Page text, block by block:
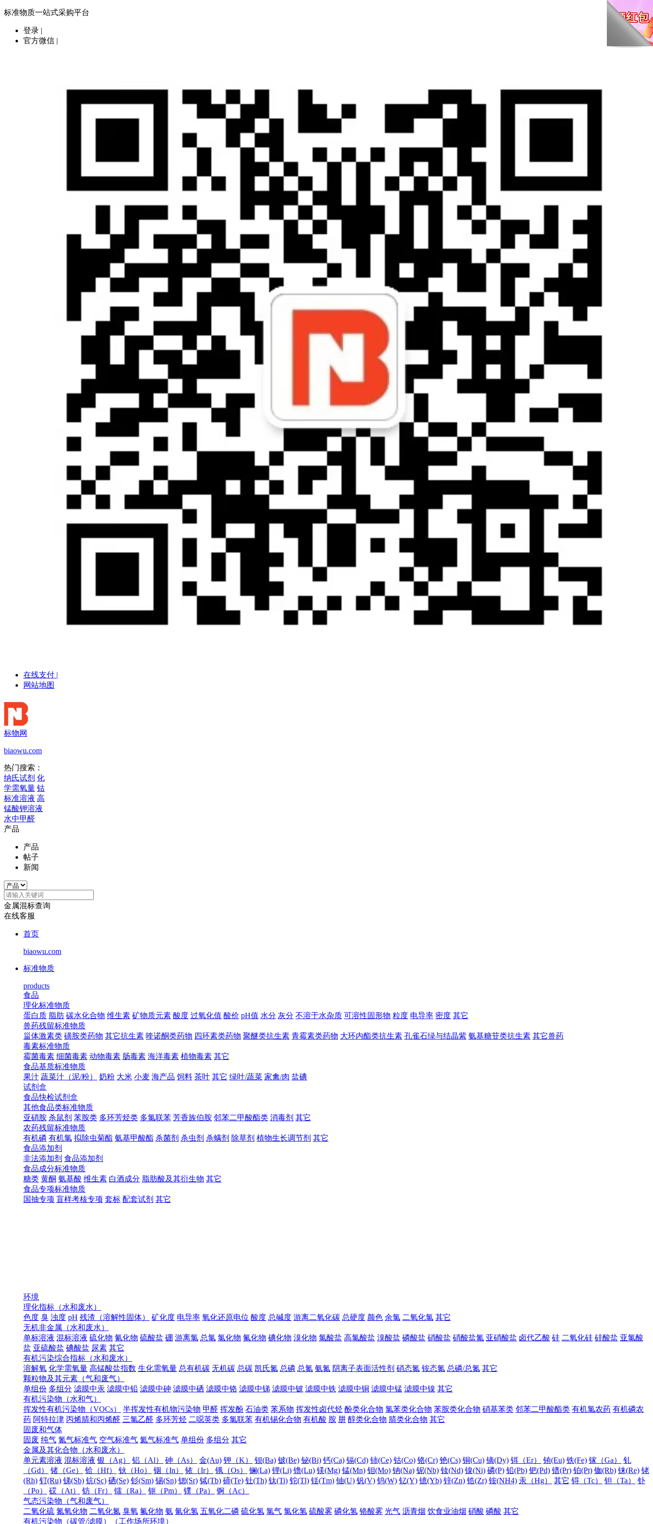
标准物质一站式采购平台
登录 |
官方微信 |
在线支付 |
网站地图
标物网
biaowu.com
热门搜索：
纳氏试剂 化
学需氧量 钴
标准溶液 高
锰酸钾溶液
水中甲醛
产品
产品
帖子
新闻
金属混标查询
在线客服
首页
biaowu.com
标准物质
products
食品
理化标准物质
蛋白质 脂肪 碳水化合物 维生素 矿物质元素 酸度 过氧化值 酸价 pH值 水分 灰分 不溶于水杂质 可溶性固形物 粒度 电导率 密度 其它
兽药残留标准物质
甾体激素类 磺胺类药物 其它抗生素 喹诺酮类药物 四环素类药物 聚醚类抗生素 青霉素类药物 大环内酯类抗生素 孔雀石绿与结晶紫 氨基糖苷类抗生素 其它兽药
毒素标准物质
霉菌毒素 细菌毒素 动物毒素 肠毒素 海洋毒素 植物毒素 其它
食品基质标准物质
果汁 蔬菜汁（泥/粉） 奶粉 大米 小麦 海产品 饲料 茶叶 其它 绿叶/蔬菜 家禽/肉 盐碘
试剂盒
食品快检试剂盒
其他食品类标准物质
亚硝胺 杀鼠剂 苯胺类 多环芳烃类 多氯联苯 芳香族伯胺 邻苯二甲酸酯类 消毒剂 其它
农药残留标准物质
有机磷 有机氯 拟除虫菊酯 氨基甲酸酯 杀菌剂 杀虫剂 杀螨剂 除草剂 植物生长调节剂 其它
食品添加剂
非法添加剂 食品添加剂
食品成分标准物质
糖类 黄酮 氨基酸 维生素 白酒成分 脂肪酸及其衍生物 其它
食品专项标准物质
国抽专项 盲样考核专项 套标 配套试剂 其它
环境
理化指标（水和废水）
色度 臭 浊度 pH 残渣（溶解性固体） 矿化度 电导率 氧化还原电位 酸度 总碱度 游离二氧化碳 总硬度 颜色 余氯 二氧化氯 其它
无机非金属（水和废水）
单标溶液 混标溶液 硫化物 氰化物 硫酸盐 硼 游离氯 总氯 氯化物 氟化物 碘化物 溴化物 氯酸盐 高氯酸盐 溴酸盐 磷酸盐 硝酸盐 硝酸盐氮 亚硝酸盐 卤代乙酸 硅 二氧化硅 硅酸盐 亚氯酸
盐 亚硫酸盐 碘酸盐 尿素 其它
有机污染综合指标（水和废水）
溶解氧 化学需氧量 高锰酸盐指数 生化需氧量 总有机碳 无机碳 总碳 凯氏氮 总磷 总氮 氨氮 阴离子表面活性剂 硝态氮 铵态氮 总磷/总氮 其它
颗粒物及其元素（气和废气）
单组份 多组分 滤膜中汞 滤膜中铅 滤膜中砷 滤膜中硒 滤膜中铬 滤膜中锑 滤膜中铍 滤膜中铁 滤膜中铜 滤膜中锰 滤膜中镍 其它
有机污染物（水和气）
挥发性有机污染物（VOCs）
半挥发性有机物污染物 甲醛 挥发酚 石油类 苯系物 挥发性卤代烃 酚类化合物 氯苯类化合物 苯胺类化合物 硝基苯类 邻苯二甲酸酯类 有机氯农药 有机磷农
药 阿特拉津 丙烯腈和丙烯醛 三氯乙醛 多环芳烃 二噁英类 多氯联苯 有机锡化合物 有机酸 胺 肼 醇类化合物 腈类化合物 其它
固废和气体
固废 纯气 氮气标准气 空气标准气 氦气标准气 单组份 多组分 其它
金属及其化合物（水和废水）
单元素溶液 混标溶液 银（Ag） 铝（Al） 砷（As） 金(Au) 钾（K） 钡(Ba) 铍(Be) 铋(Bi) 钙(Ca) 镉(Cd) 铈(Ce) 钴(Co) 铬(Cr) 铯(Cs) 铜(Cu) 镝(Dy) 铒（Er） 铕(Eu) 铁(Fe) 镓（Ga）
钆
（Gd）
锗（Ge） 铪（Hf） 钬（Ho） 铟（In） 铱（Ir） 锇（Os） 镧(La) 锂(Li) 镥(Lu) 镁(Mg) 锰(Mn) 钼(Mo) 钠(Na) 铌(Nb) 钕(Nd) 镍(Ni) 磷(P) 铅(Pb) 钯(Pd) 镨(Pr) 铂(Pt) 铷(Rb) 铼(Re) 铑
(Rh) 钌(Ru) 锑(Sb) 钪(Sc) 硒(Se) 钐(Sm) 锡(Sn) 锶(Sr) 铽(Tb) 碲(Te) 钍(Th) 钛(Ti) 铊(Tl) 铥(Tm) 铀(U) 钒(V) 钨(W) 钇(Y) 镱(Yb) 锌(Zn) 锆(Zr) 铵(NH4) 汞（Hg） 其它 锝（Tc） 钽（Ta）
钋
（Po）
砹（At） 钫（Fr） 镭（Ra） 钷（Pm） 镤（Pa）
锕（Ac）
气态污染物（气和废气）
二氧化硫 氮氧化物 二氧化氮 臭氧 氟化物 氨 氰化氢 五氧化二磷 硫化氢 氯气 氯化氢 硫酸雾 磷化氢 铬酸雾 光气 沥青烟 饮食业油烟 硝酸 磷酸 其它
有机污染物（碳管/滤膜）（工作场所环境）